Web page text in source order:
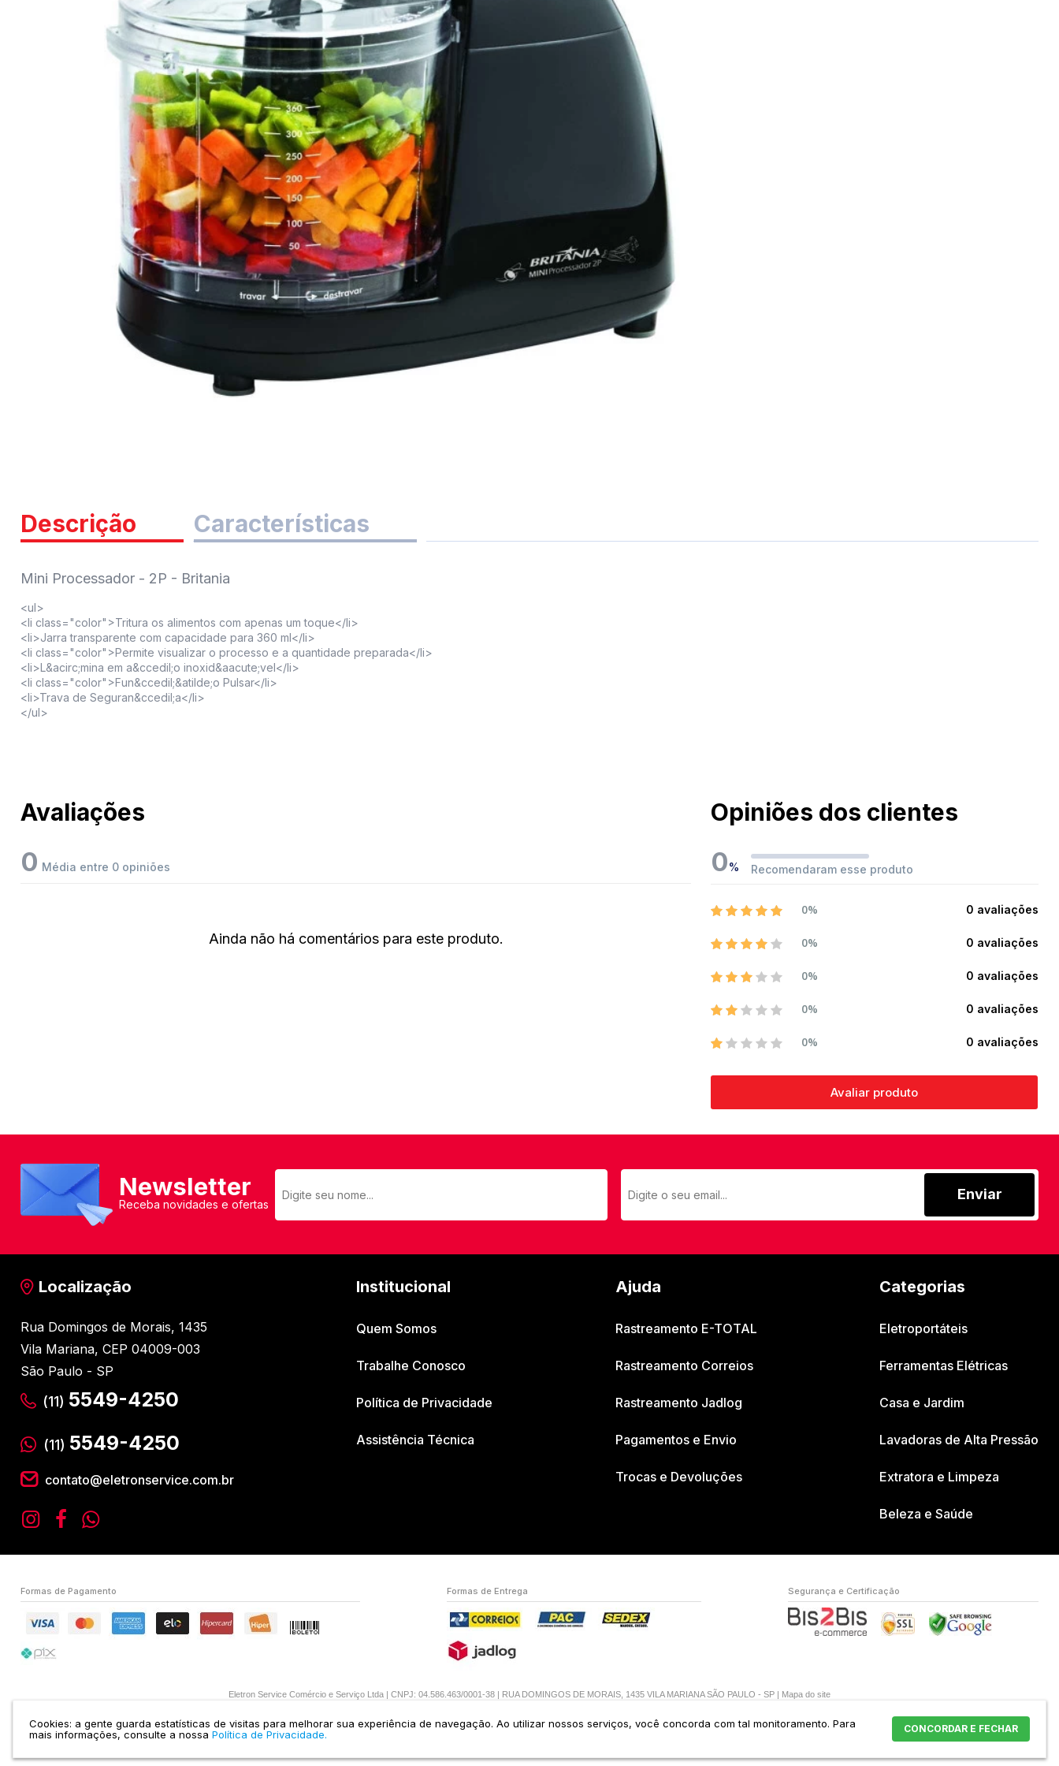
Lavadoras de Alta Pressão
Instrumentos de Medição
Cozinha Profissional
Ferramentas a Bateria
Mixer
Processadores
Ventilador
Torradeira
Sanduicheira Peças
Umidificador Peças
Liquidificador
Mixer
Serras Marmores
Serras Tico-Tico
Serras Rápidas / Policorte
Cookies: a gente guarda estatísticas de visitas para melhorar sua experiência de navegação. Ao utilizar nossos serviços, você concorda com tal monitoramento. Para
mais informações, consulte a nossa Política de Privacidade. CONCORDAR E FECHAR
Descrição
Mini Processador - 2P - Britania
<ul>
<li class="color">Tritura os alimentos com apenas um toque</li>
<li>Jarra transparente com capacidade para 360 ml</li>
<li class="color">Permite visualizar o processo e a quantidade preparada</li>
<li>L&acirc;mina em a&ccedil;o inoxid&aacute;vel</li>
<li class="color">Fun&ccedil;&atilde;o Pulsar</li>
<li>Trava de Seguran&ccedil;a</li>
</ul>
Características
Avaliações
0 Média entre 0 opiniões
Ainda não há comentários para este produto.
Opiniões dos clientes
0% Recomendaram esse produto
0% 0 avaliações
0% 0 avaliações
0% 0 avaliações
0% 0 avaliações
0% 0 avaliações
Avaliar produto
Newsletter
Receba novidades e ofertas
Enviar
Localização
Rua Domingos de Morais, 1435
Vila Mariana, CEP 04009-003
São Paulo - SP
(11) 5549-4250
(11) 5549-4250
contato@eletronservice.com.br
Institucional
Quem Somos
Trabalhe Conosco
Política de Privacidade
Assistência Técnica
Ajuda
Rastreamento E-TOTAL
Rastreamento Correios
Rastreamento Jadlog
Pagamentos e Envio
Trocas e Devoluções
Categorias
Eletroportáteis
Ferramentas Elétricas
Casa e Jardim
Lavadoras de Alta Pressão
Extratora e Limpeza
Beleza e Saúde
Formas de Pagamento Formas de Entrega Segurança e Certificação
Eletron Service Comércio e Serviço Ltda | CNPJ: 04.586.463/0001-38 | RUA DOMINGOS DE MORAIS, 1435 VILA MARIANA SÃO PAULO - SP | Mapa do site